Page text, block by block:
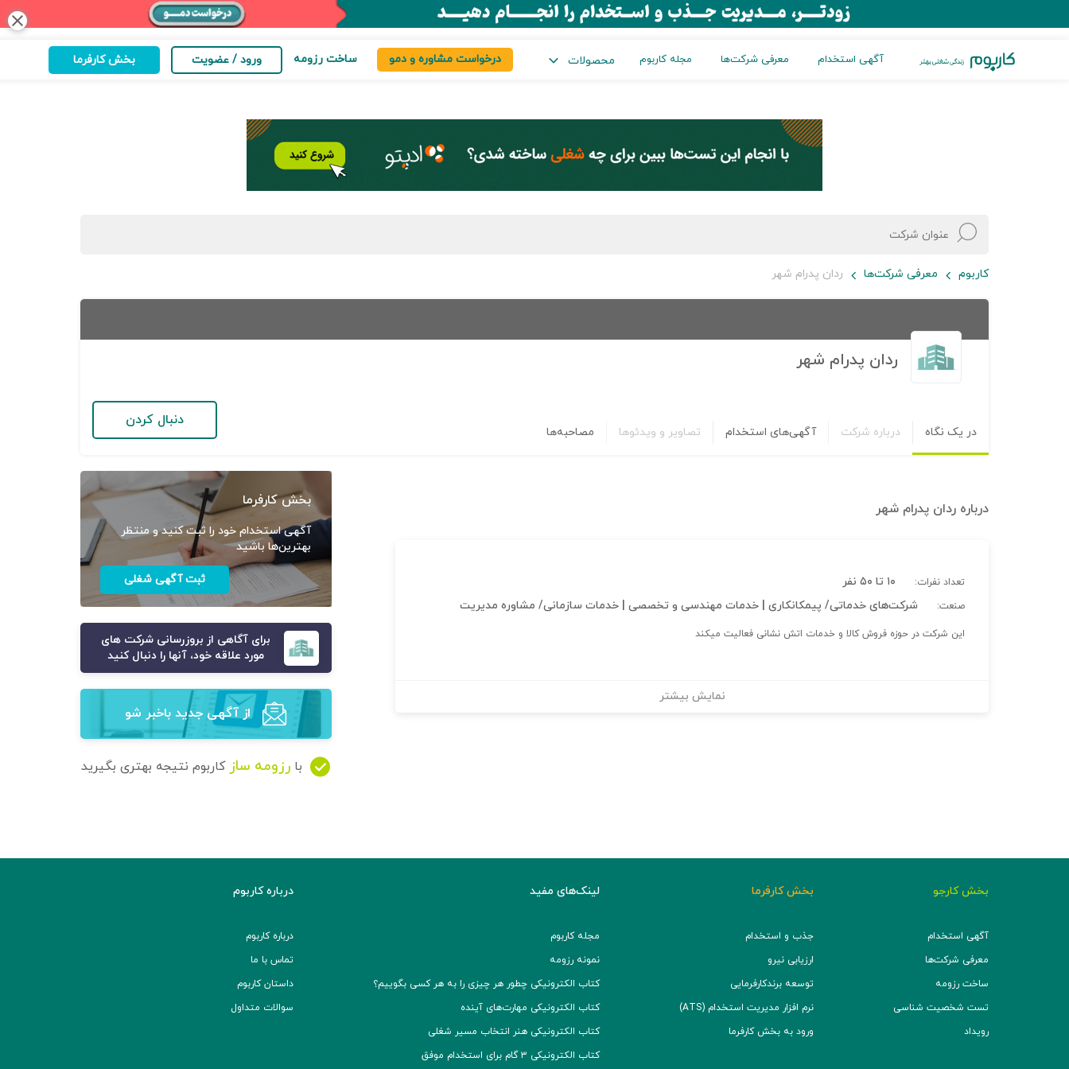
close
آگهی استخدام معرفی شرکت‌ها مجله کاربوم محصولات درخواست مشاوره و دمو ساخت رزومه ورود / عضویت بخش کارفرما
کاربوم معرفی شرکت‌ها ردان پدرام شهر
ردان پدرام شهر
در یک نگاه درباره شرکت آگهی‌های استخدام تصاویر و ویدئوها مصاحبه‌ها
دنبال کردن
درباره ردان پدرام شهر
تعداد نفرات: ۱۰ تا ۵۰ نفر
صنعت: شرکت‌های خدماتی/ پیمکانکاری | خدمات مهندسی و تخصصی | خدمات سازمانی/ مشاوره مدیریت
این شرکت در حوزه فروش کالا و خدمات اتش نشانی فعالیت میکند
نمایش بیشتر
بخش کارفرما
آگهی استخدام خود را ثبت کنید و منتظر
بهترین‌ها باشید
ثبت آگهی شغلی
برای آگاهی از بروزرسانی شرکت های
مورد علاقه خود، آنها را دنبال کنید
از آگهی‌ جدید باخبر شو
با رزومه ساز کاربوم نتیجه بهتری بگیرید
بخش کارجو
آگهی استخدام
معرفی شرکت‌ها
ساخت رزومه
تست شخصیت شناسی
رویداد
بخش کارفرما
جذب و استخدام
ارزیابی نیرو
توسعه برند‌کارفرمایی
نرم افزار مدیریت استخدام (ATS)
ورود به بخش کارفرما
لینک‌های مفید
مجله کاربوم
نمونه رزومه
کتاب الکترونیکی چطور هر چیزی را به هر کسی بگوییم؟
کتاب الکترونیکی مهارت‌های آینده
کتاب الکترونیکی هنر انتخاب مسیر شغلی
کتاب الکترونیکی ۳ گام برای استخدام موفق
درباره کاربوم
درباره کاربوم
تماس با ما
داستان کاربوم
سوالات متداول